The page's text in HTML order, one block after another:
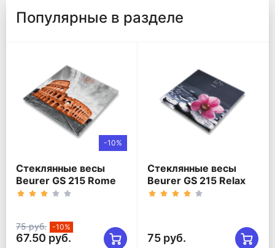
Популярные в разделе
-10%
Стеклянные весы
Beurer GS 215 Rome
75 руб. -10%
67.50 руб.
Стеклянные весы
Beurer GS 215 Relax
75 руб.